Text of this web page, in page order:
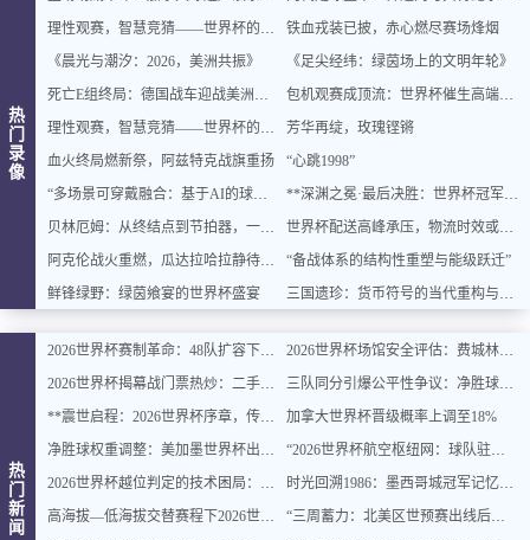
热
门
录
像
理性观赛，智慧竞猜——世界杯的乐趣与平衡之道
《晨光与潮汐：2026，美洲共振》
死亡E组终局：德国战车迎战美洲双雄，出线密码即将揭晓
理性观赛，智慧竞猜——世界杯的乐趣与平衡之道
血火终局燃新祭，阿兹特克战旗重扬
“多场景可穿戴融合：基于AI的球迷体征数据实时整合与智能增强”
贝林厄姆：从终结点到节拍器，一位中场大师的进化论
阿克伦战火重燃，瓜达拉哈拉静待交锋
鲜锋绿野：绿茵飨宴的世界杯盛宴
铁血戎装已披，赤心燃尽赛场烽烟
《足尖经纬：绿茵场上的文明年轮》
包机观赛成顶流：世界杯催生高端出行新风口
芳华再绽，玫瑰铿锵
“心跳1998”
**深渊之冕·最后决胜：世界杯冠军终章**
世界杯配送高峰承压，物流时效或遇延迟挑战
“备战体系的结构性重塑与能级跃迁”
三国遗珍：货币符号的当代重构与文化价值再生
热
门
新
闻
2026世界杯赛制革命：48队扩容下的32强淘汰赛对阵逻辑与规则重塑深度解读
2026世界杯揭幕战门票热炒：二手价翻倍仍被瞬间抢空
**震世启程：2026世界杯序章，传奇燃动**
净胜球权重调整：美加墨世界杯出线规则或迎结构性变化
2026世界杯越位判定的技术困局：毫米级精确与物理极限的博弈边界
高海拔—低海拔交替赛程下2026世界杯球员血氧饱和度的动态追踪与影响机制分析
2026世界杯场馆安全评估：费城林肯金融球场观众疏散通道宽度合规性深度分析
三队同分引爆公平性争议：净胜球规则再遭质疑
加拿大世界杯晋级概率上调至18%
“2026世界杯航空枢纽网：球队驻地与赛场的快速衔接设计”
时光回溯1986：墨西哥城冠军记忆主题民宿，重燃你的世界杯情怀
“三周蓄力：北美区世预赛出线后的体能优化策略”